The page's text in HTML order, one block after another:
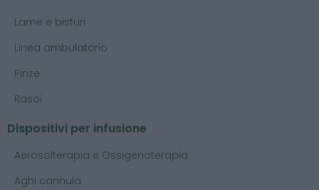
Lame e bisturi
Linea ambulatorio
Pinze
Rasoi
Dispositivi per infusione
Aerosolterapia e Ossigenoterapia
Aghi cannula